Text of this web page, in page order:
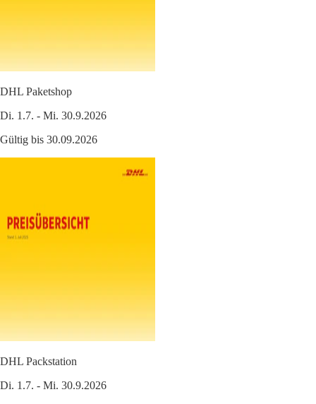
DHL Paketshop
Di. 1.7. - Mi. 30.9.2026
Gültig bis 30.09.2026
DHL Packstation
Di. 1.7. - Mi. 30.9.2026